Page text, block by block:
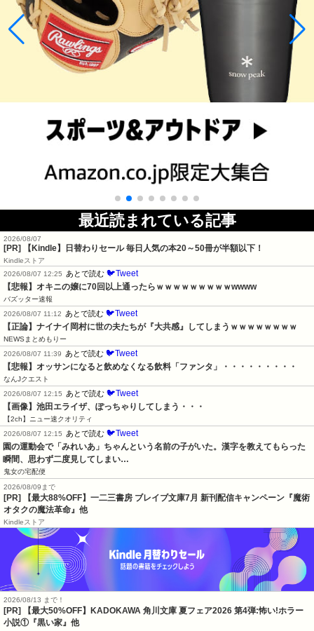
最近読まれている記事
2026/08/07
[PR] 【Kindle】日替わりセール 毎日人気の本20～50冊が半額以下！
Kindleストア
2026/08/07 12:25
あとで読む 🐦Tweet
【悲報】オキニの嬢に70回以上通ったらｗｗｗｗｗｗｗｗｗwwww
バズッター速報
2026/08/07 11:12
あとで読む 🐦Tweet
【正論】ナイナイ岡村に世の夫たちが『大共感』してしまうｗｗｗｗｗｗｗｗ
NEWSまとめもりー
2026/08/07 11:39
あとで読む 🐦Tweet
【悲報】オッサンになると飲めなくなる飲料「ファンタ」・・・・・・・・・
なんJクエスト
2026/08/07 12:15
あとで読む 🐦Tweet
【画像】池田エライザ、ぽっちゃりしてしまう・・・
【2ch】ニュー速クオリティ
2026/08/07 12:15
あとで読む 🐦Tweet
園の運動会で「みれいあ」ちゃんという名前の子がいた。漢字を教えてもらった
瞬間、思わず二度見してしまい…
鬼女の宅配便
2026/08/09まで
[PR] 【最大88%OFF】一二三書房 ブレイブ文庫7月 新刊配信キャンペーン『魔術
オタクの魔法革命』他
Kindleストア
2026/08/13 まで！
[PR] 【最大50%OFF】KADOKAWA 角川文庫 夏フェア2026 第4弾:怖い!ホラー
小説①『黒い家』他